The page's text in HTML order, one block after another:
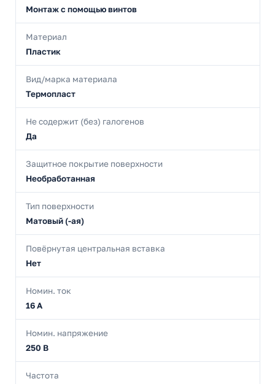
Монтаж с помощью винтов
Материал
Пластик
Вид/марка материала
Термопласт
Не содержит (без) галогенов
Да
Защитное покрытие поверхности
Необработанная
Тип поверхности
Матовый (-ая)
Повёрнутая центральная вставка
Нет
Номин. ток
16 А
Номин. напряжение
250 В
Частота